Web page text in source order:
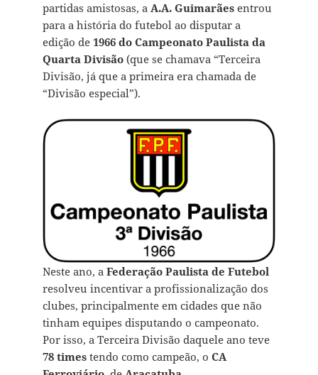
partidas amistosas, a A.A. Guimarãesentrou
para a história do futebol ao disputar a
edição de 1966 do Campeonato Paulista da
Quarta Divisão(que se chamava “Terceira
Divisão, já que a primeira era chamada de
“Divisão especial”).
Neste ano, a Federação Paulista de Futebol
resolveu incentivar a profissionalização dos
clubes, principalmente em cidades que não
tinham equipes disputando o campeonato.
Por isso, a Terceira Divisão daquele ano teve
78 timestendo como campeão, o CA